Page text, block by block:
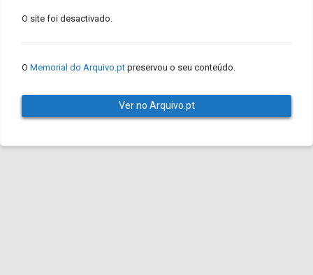
O site foi desactivado.
O Memorial do Arquivo.pt preservou o seu conteúdo.
Ver no Arquivo.pt